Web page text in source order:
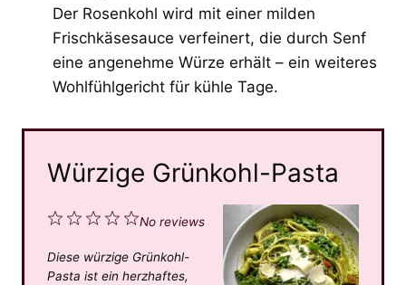
Der Rosenkohl wird mit einer milden
Frischkäsesauce verfeinert, die durch Senf
eine angenehme Würze erhält – ein weiteres
Wohlfühlgericht für kühle Tage.
Würzige Grünkohl-Pasta
5
t
4
t
3
t
2
t
1
t
No reviews
Diese würzige Grünkohl-
Pasta ist ein herzhaftes,